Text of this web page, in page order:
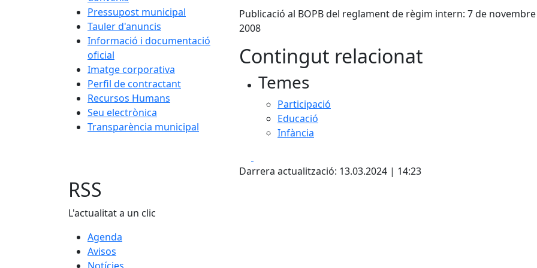
Pressupost municipal
Tauler d'anuncis
Informació i documentació
oficial
Imatge corporativa
Perfil de contractant
Recursos Humans
Seu electrònica
Transparència municipal
Publicació al BOPB del reglament de règim intern: 7 de
2008
Contingut relacionat
Temes
Participació
Educació
Infància
Darrera actualització: 13.03.2024 | 14:23
RSS
L'actualitat a un clic
Agenda
Avisos